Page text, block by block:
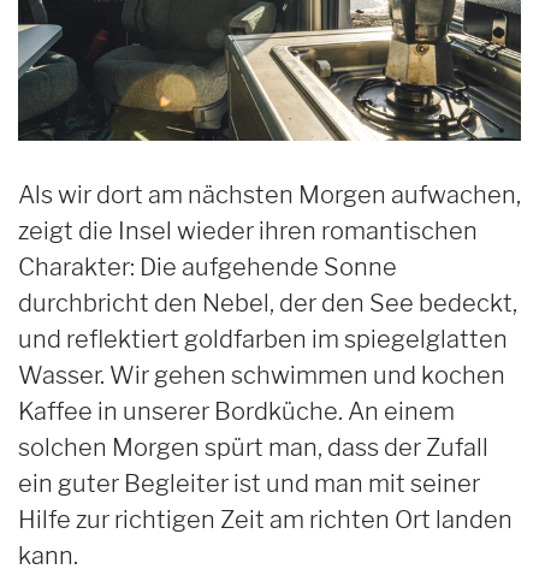
Als wir dort am nächsten Morgen aufwachen,
zeigt die Insel wieder ihren romantischen
Charakter: Die aufgehende Sonne
durchbricht den Nebel, der den See bedeckt,
und reflektiert goldfarben im spiegelglatten
Wasser. Wir gehen schwimmen und kochen
Kaffee in unserer Bordküche. An einem
solchen Morgen spürt man, dass der Zufall
ein guter Begleiter ist und man mit seiner
Hilfe zur richtigen Zeit am richten Ort landen
kann.